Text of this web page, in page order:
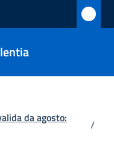
da agosto:
/